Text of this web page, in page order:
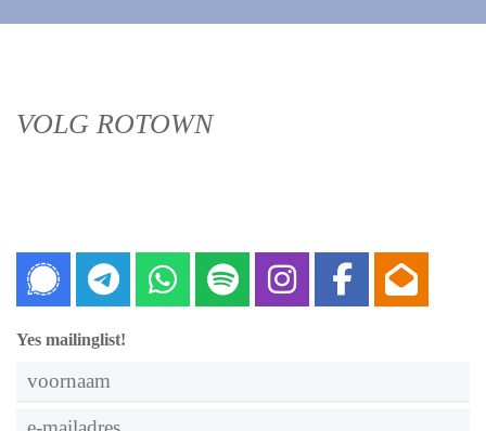
VOLG ROTOWN
Signal
Telegram
Yes mailinglist!